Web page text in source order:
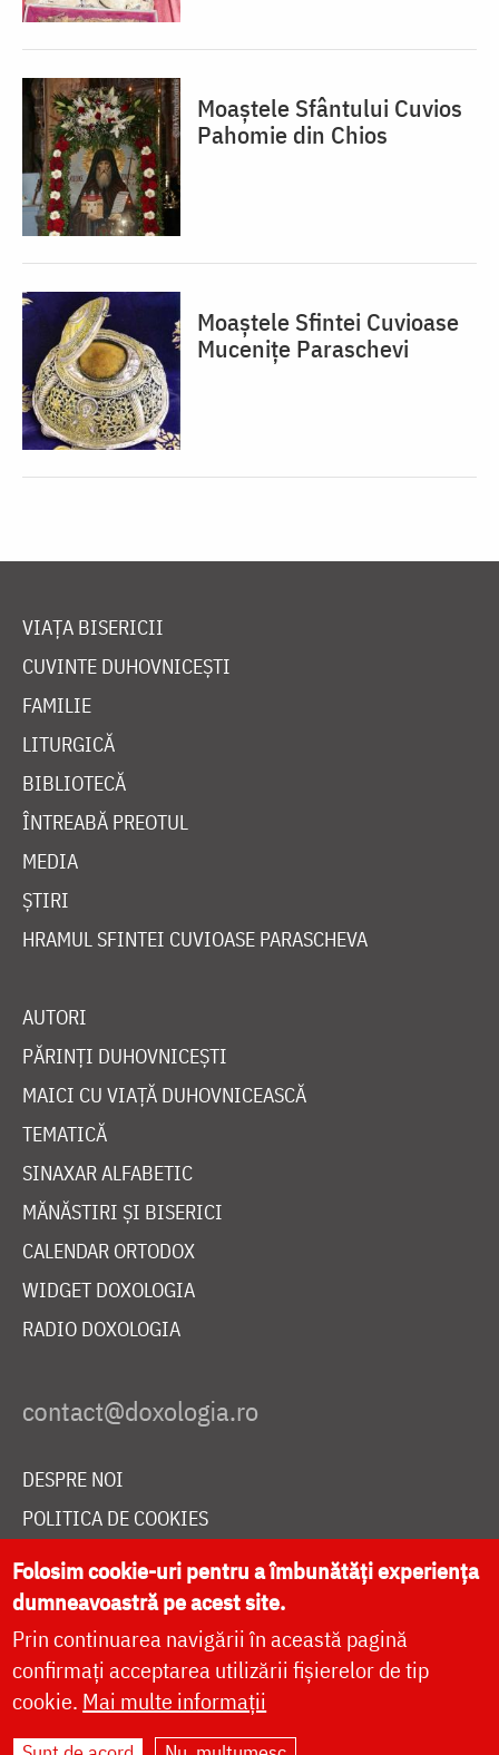
Moaștele Sfântului Cuvios
Pahomie din Chios
Moaștele Sfintei Cuvioase
Mucenițe Paraschevi
VIAȚA BISERICII
CUVINTE DUHOVNICEȘTI
FAMILIE
LITURGICĂ
BIBLIOTECĂ
ÎNTREABĂ PREOTUL
MEDIA
ȘTIRI
HRAMUL SFINTEI CUVIOASE PARASCHEVA
AUTORI
PĂRINȚI DUHOVNICEȘTI
MAICI CU VIAȚĂ DUHOVNICEASCĂ
TEMATICĂ
SINAXAR ALFABETIC
MĂNĂSTIRI ȘI BISERICI
CALENDAR ORTODOX
WIDGET DOXOLOGIA
RADIO DOXOLOGIA
DESPRE NOI
POLITICA DE COOKIES
DONEAZĂ ONLINE PENTRU CATEDRALA NAȚIONALĂ
LIVE
Folosim cookie-uri pentru a îmbunătăți experiența
dumneavoastră pe acest site.
Prin continuarea navigării în această pagină
confirmați acceptarea utilizării fișierelor de tip
cookie. Mai multe informații